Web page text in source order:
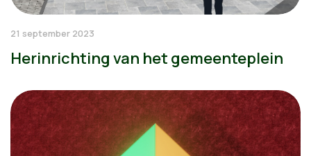
21 september 2023
Herinrichting van het gemeenteplein